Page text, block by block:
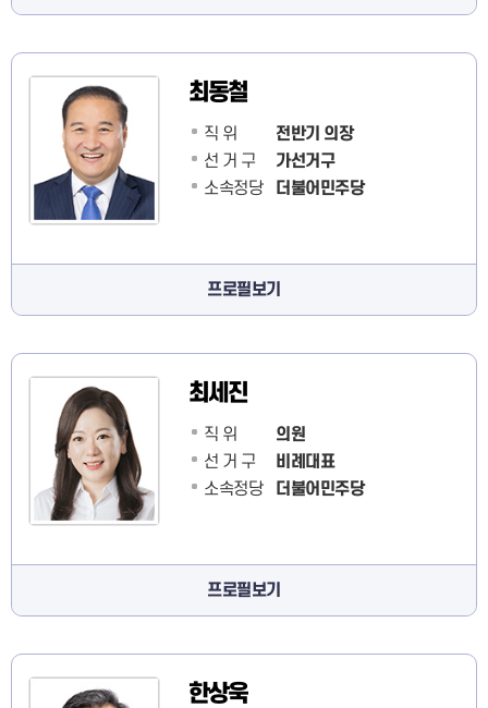
최동철
직 위
전반기 의장
선 거 구
가선거구
소속정당
더불어민주당
프로필보기
최세진
직 위
의원
선 거 구
비례대표
소속정당
더불어민주당
프로필보기
한상욱